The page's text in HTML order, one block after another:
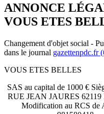
ANNONCE
VOUS ETES
Changement d'objet social -
dans le journal gazettenpdc.fr
VOUS ETES BELLES
SAS au capital de 1000 €
RUE JEAN JAURES 62119
Modification au RCS de